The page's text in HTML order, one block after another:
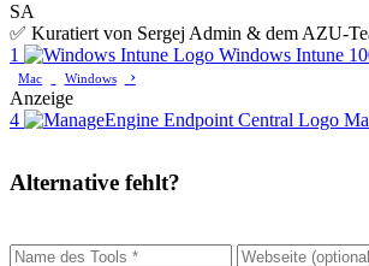
SA
✅ Kuratiert von Sergej Admin & dem AZU-
1
Windows Intune
Mac Windows
›
Anzeige
4
Alternative fehlt?